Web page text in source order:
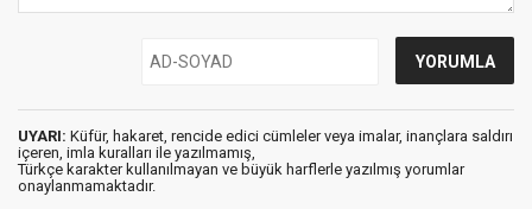
UYARI: Küfür, hakaret, rencide edici cümleler veya imalar, inançlara saldırı
içeren, imla kuralları ile yazılmamış,
Türkçe karakter kullanılmayan ve büyük harflerle yazılmış yorumlar
onaylanmamaktadır.